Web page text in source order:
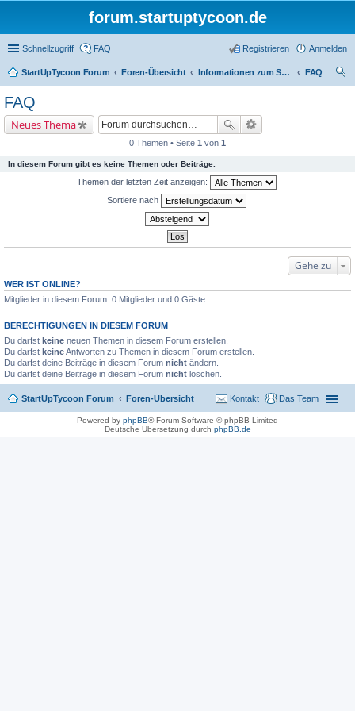
forum.startuptycoon.de
Schnellzugriff FAQ Anmelden
Registrieren
StartUpTycoon Forum Foren-Übersicht Informationen zum Spiel
FAQ
FAQ
Neues Thema
0 Themen • Seite 1 von 1
In diesem Forum gibt es keine Themen oder Beiträge.
Themen der letzten Zeit anzeigen:
Sortiere nach
Gehe zu
WER IST ONLINE?
Mitglieder in diesem Forum: 0 Mitglieder und 0 Gäste
BERECHTIGUNGEN IN DIESEM FORUM
Du darfst keine neuen Themen in diesem Forum erstellen.
Du darfst keineAntworten zu Themen in diesem Forum erstellen.
Du darfst deine Beiträge in diesem Forum nicht ändern.
Du darfst deine Beiträge in diesem Forum nicht löschen.
StartUpTycoon Forum Foren-Übersicht Das Team
Kontakt
Powered by phpBB® Forum Software © phpBB Limited
Deutsche Übersetzung durch phpBB.de